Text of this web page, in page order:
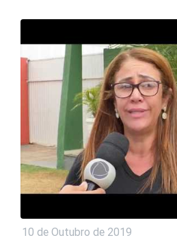
10 de Outubro de 2019